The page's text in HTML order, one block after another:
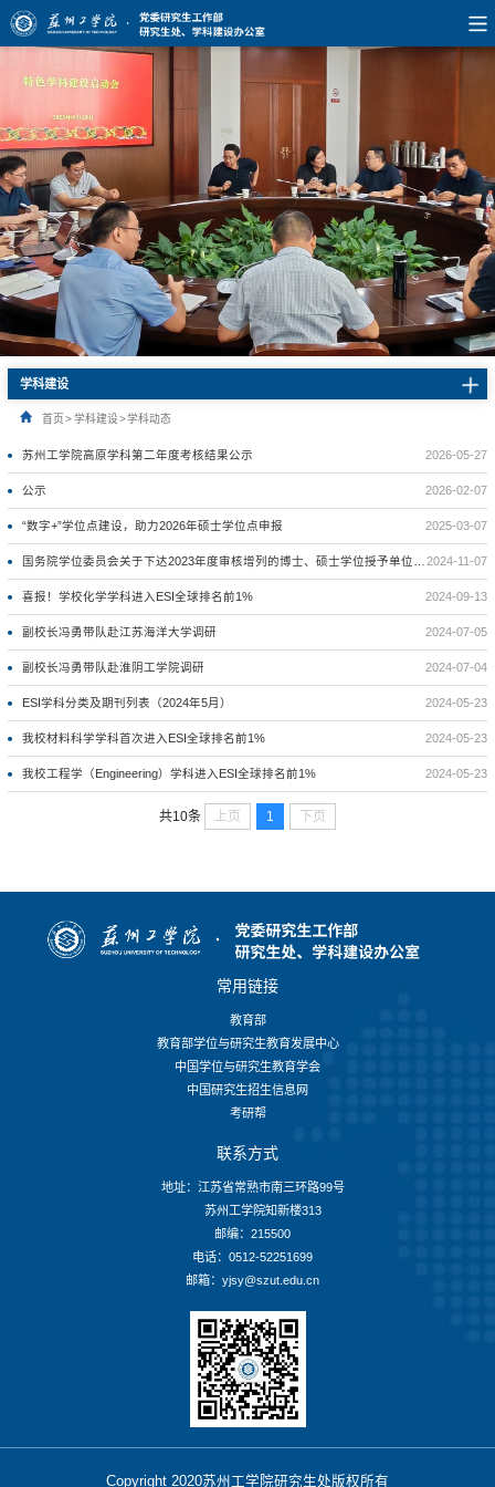
学科建设
首页>学科建设>学科动态
2026-05-27
苏州工学院高原学科第二年度考核结果公示
2026-02-07
公示
2025-03-07
“数字+”学位点建设，助力2026年硕士学位点申报
2024-11-07
国务院学位委员会关于下达2023年度审核增列的博士、硕士学位授予单位及其学位授权点名单的通知（学位【2024】19号）
2024-09-13
喜报！学校化学学科进入ESI全球排名前1%
2024-07-05
副校长冯勇带队赴江苏海洋大学调研
2024-07-04
副校长冯勇带队赴淮阴工学院调研
2024-05-23
ESI学科分类及期刊列表（2024年5月）
2024-05-23
我校材料科学学科首次进入ESI全球排名前1%
2024-05-23
我校工程学（Engineering）学科进入ESI全球排名前1%
共10条 上页 1 下页
常用链接
教育部
教育部学位与研究生教育发展中心
中国学位与研究生教育学会
中国研究生招生信息网
考研帮
联系方式
地址：江苏省常熟市南三环路99号
苏州工学院知新楼313
邮编：215500
电话：0512-52251699
邮箱：yjsy@szut.edu.cn
Copyright 2020苏州工学院研究生处版权所有